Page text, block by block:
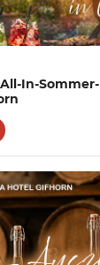
In-Sommer-